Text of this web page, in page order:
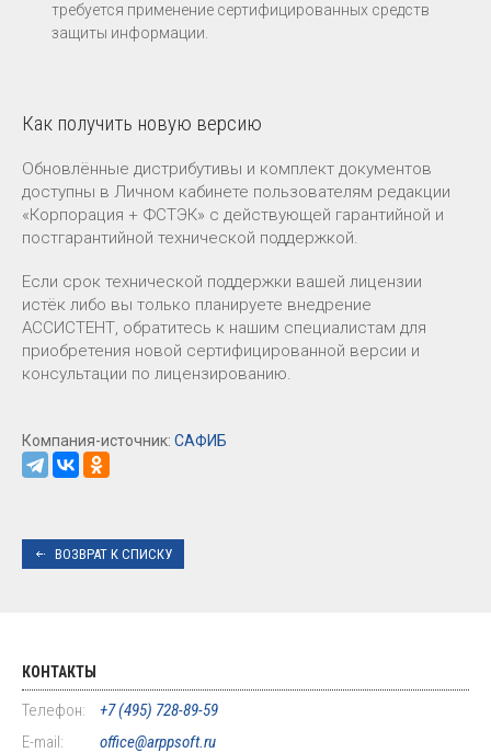
требуется применение сертифицированных средств
защиты информации.
Как получить новую версию
Обновлённые дистрибутивы и комплект документов
доступны в Личном кабинете пользователям редакции
«Корпорация + ФСТЭК» с действующей гарантийной и
постгарантийной технической поддержкой.
Если срок технической поддержки вашей лицензии
истёк либо вы только планируете внедрение
АССИСТЕНТ, обратитесь к нашим специалистам для
приобретения новой сертифицированной версии и
консультации по лицензированию.
Компания-источник: САФИБ
ВОЗВРАТ К СПИСКУ
КОНТАКТЫ
Телефон:
+7 (495) 728-89-59
E-mail:
office@arppsoft.ru